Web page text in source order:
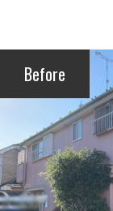
Before